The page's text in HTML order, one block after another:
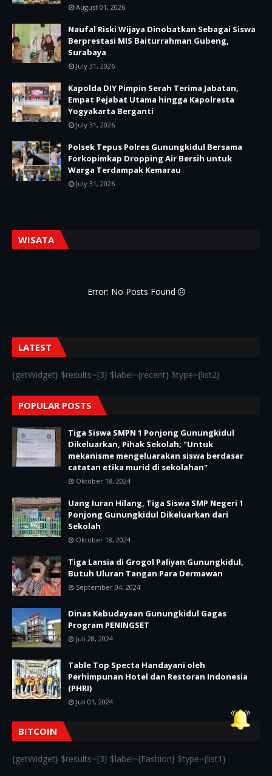
August 01, 2026
Naufal Riski Wijaya Dinobatkan Sebagai Siswa
Berprestasi MIS Baiturrahman Gubeng,
Surabaya
July 31, 2026
Kapolda DIY Pimpin Serah Terima Jabatan,
Empat Pejabat Utama hingga Kapolresta
Yogyakarta Berganti
July 31, 2026
Polsek Tepus Polres Gunungkidul Bersama
Forkopimkap Dropping Air Bersih untuk
Warga Terdampak Kemarau
July 31, 2026
WISATA
Error: No Posts Found
LATEST
{getWidget} $results={3} $label={recent} $type={list2}
POPULAR POSTS
Tiga Siswa SMPN 1 Ponjong Gunungkidul
Dikeluarkan, Pihak Sekolah; "Untuk
mekanisme mengeluarakan siswa berdasar
catatan etika murid di sekolahan"
Oktober 18, 2024
Uang Iuran Hilang, Tiga Siswa SMP Negeri 1
Ponjong Gunungkidul Dikeluarkan dari
Sekolah
Oktober 18, 2024
Tiga Lansia di Grogol Paliyan Gunungkidul,
Butuh Uluran Tangan Para Dermawan
September 04, 2024
Dinas Kebudayaan Gunungkidul Gagas
Program PENINGSET
Juli 28, 2024
Table Top Specta Handayani oleh
Perhimpunan Hotel dan Restoran Indonesia
(PHRI)
Juli 01, 2024
BITCOIN
{getWidget} $results={3} $label={Fashion} $type={list1}